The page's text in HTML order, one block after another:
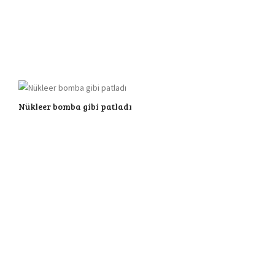
Nükleer bomba gibi patladı